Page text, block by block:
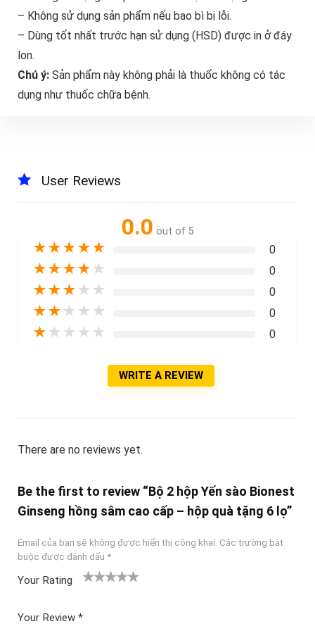
– Không sử dụng sản phẩm nếu bao bì bị lỗi.
– Dùng tốt nhất trước hạn sử dụng (HSD) được in ở đáy
lon.
Chú ý: Sản phẩm này không phải là thuốc không có tác
dụng như thuốc chữa bệnh.
User Reviews
0.0 out of 5
★★★★★ 0
★★★★ ★ 0
★★★ ★ ★ 0
★★ ★ ★ ★ 0
★ ★ ★ ★ ★ 0
WRITE A REVIEW
There are no reviews yet.
Be the first to review “Bộ 2 hộp Yến sào Bionest
Ginseng hồng sâm cao cấp – hộp quà tặng 6 lọ”
Email của bạn sẽ không được hiển thị công khai. Các trường bắt
buộc được đánh dấu *
Your Rating
Your Review *